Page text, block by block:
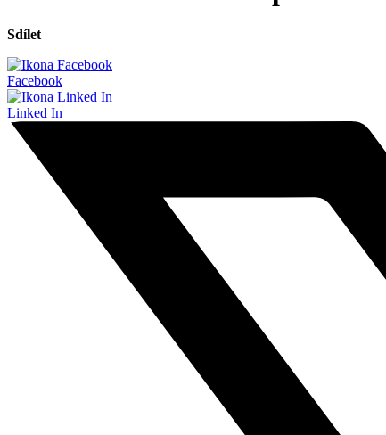
Sdílet
Facebook
Linked In